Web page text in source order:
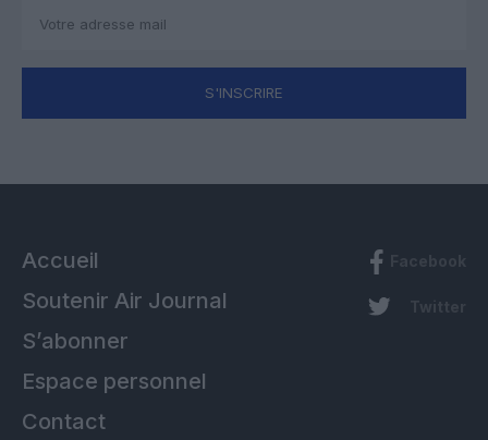
S'INSCRIRE
Accueil
Soutenir Air Journal
S’abonner
Espace personnel
Contact